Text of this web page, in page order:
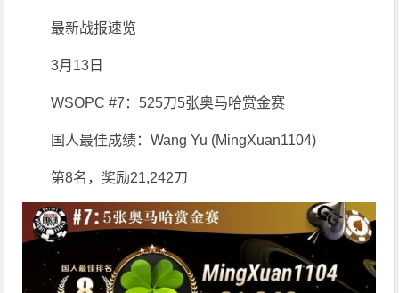
最新战报速览
3月13日
WSOPC #7：525刀5张奥马哈赏金赛
国人最佳成绩：Wang Yu (MingXuan1104)
第8名，奖励21,242刀